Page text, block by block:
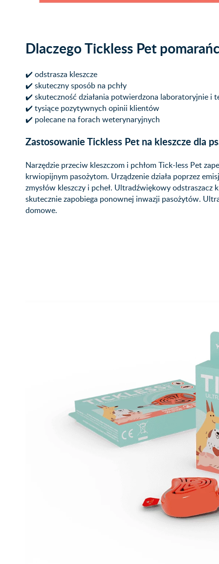
Dlaczego Tickless Pet
✔️ odstrasza kleszcze
✔️ skuteczny sposób na pchły
✔️ skuteczność działania potwierdzona laboratoryjnie i
✔️ tysiące pozytywnych opinii klientów
✔️ polecane na forach weterynaryjnych
Zastosowanie Tickless Pet na kleszcze dla
Narzędzie przeciw kleszczom i pchłom Tick-less Pet
krwiopijnym pasożytom. Urządzenie działa poprzez
zmysłów kleszczy i pcheł. Ultradźwiękowy
skutecznie zapobiega ponownej inwazji pasożytów.
domowe.